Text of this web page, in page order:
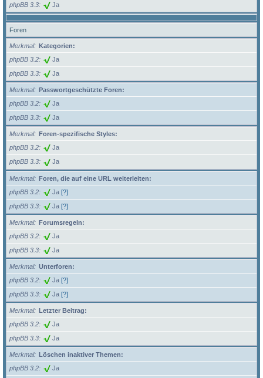
phpBB 3.3 Ja
Foren
Merkmal
Kategorien:
phpBB 3.2
Ja
phpBB 3.3 Ja
Merkmal
Passwortgeschützte Foren:
phpBB 3.2
Ja
phpBB 3.3 Ja
Merkmal
Foren-spezifische Styles:
phpBB 3.2
Ja
phpBB 3.3 Ja
Merkmal
Foren, die auf eine URL weiterleiten:
phpBB 3.2
Ja [?]
phpBB 3.3 Ja [?]
Merkmal
Forumsregeln:
phpBB 3.2
Ja
phpBB 3.3 Ja
Merkmal
Unterforen:
phpBB 3.2
Ja [?]
phpBB 3.3 Ja [?]
Merkmal
Letzter Beitrag:
phpBB 3.2
Ja
phpBB 3.3 Ja
Merkmal
Löschen inaktiver Themen:
phpBB 3.2
Ja